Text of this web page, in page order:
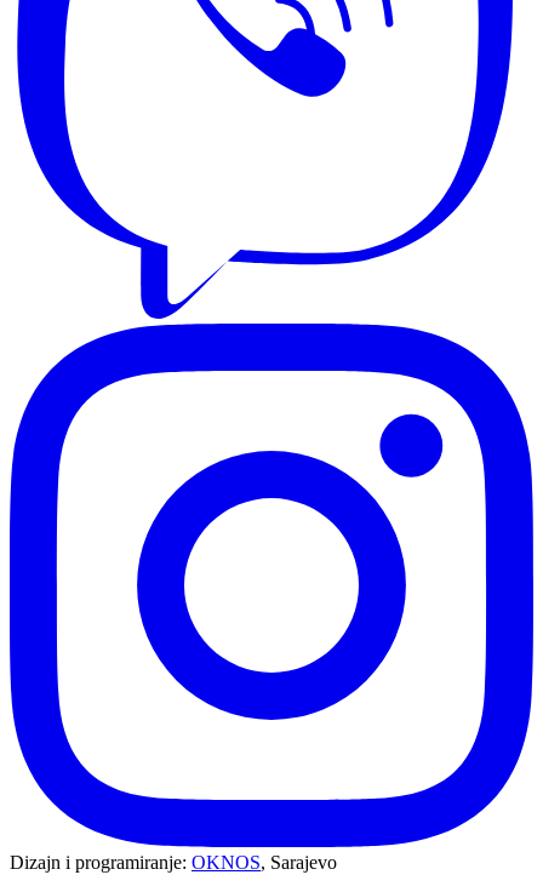
Dizajn i programiranje: OKNOS, Sarajevo